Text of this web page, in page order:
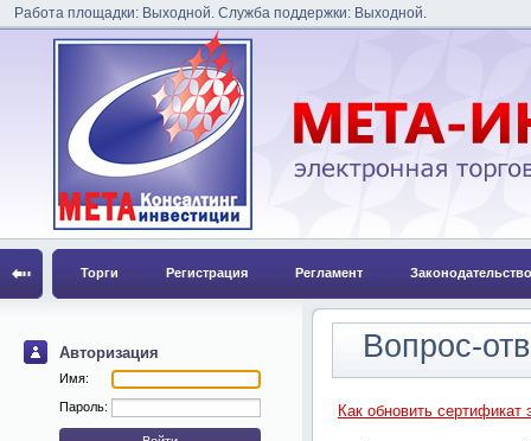
Работа площадки: Выходной. Служба поддержки: Выходной.
Торги Регистрация Регламент Законодательство
Авторизация
Имя:
Пароль:
Вопрос-
Как обновить